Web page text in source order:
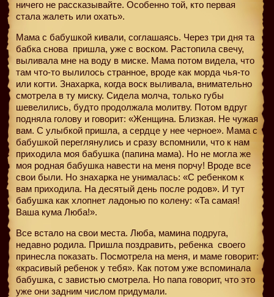
ничего не рассказывайте. Особенно той, кто первая
стала жалеть или охать».
Мама с бабушкой кивали, соглашаясь. Через три дня та
бабка снова пришла, уже с воском. Растопила свечу,
выливала мне на воду в миске. Мама потом видела, что
там что-то вылилось странное, вроде как морда чья-то
или когти. Знахарка, когда воск выливала, внимательно
смотрела в ту миску. Сидела молча, только губы
шевелились, будто продолжала молитву. Потом вдруг
подняла голову и говорит: «Женщина. Близкая. Не чужая
вам. С улыбкой пришла, а сердце у нее черное». Мама с
бабушкой переглянулись и сразу вспомнили, что к нам
приходила моя бабушка (папина мама). Но не могла же
моя родная бабушка навести на меня порчу! Вроде все
свои были. Но знахарка не унималась: «С ребенком к
вам приходила. На десятый день после родов». И тут
бабушка как хлопнет ладонью по колену: «Та самая!
Ваша кума Люба!».
Все встало на свои места. Люба, мамина подруга,
недавно родила. Пришла поздравить, ребенка своего
принесла показать. Посмотрела на меня, и маме говорит:
«красивый ребенок у тебя». Как потом уже вспоминала
бабушка, с завистью смотрела. Но папа говорит, что это
уже они задним числом придумали.